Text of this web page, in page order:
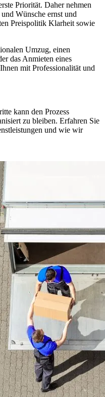
Priorität. Daher nehmen
Wünsche ernst und
Preispolitik Klarheit sowie
Umzug, einen
das Anmieten eines
mit Professionalität und
kann den Prozess
zu bleiben. Erfahren Sie
und wie wir